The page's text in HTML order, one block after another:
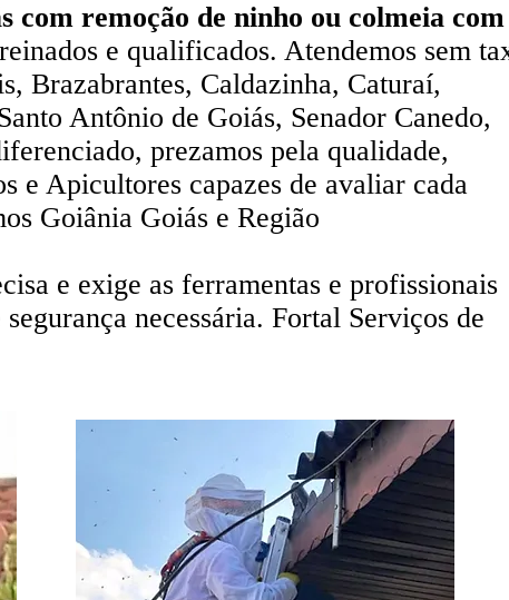
com remoção de ninho ou colmeia com
e qualificados. Atendemos sem
Brazabrantes, Caldazinha, Caturaí,
Antônio de Goiás, Senador Canedo,
prezamos pela qualidade,
e Apicultores capazes de avaliar cada
Goiânia Goiás e Região
e exige as ferramentas e profissionais
necessária. Fortal Serviços de